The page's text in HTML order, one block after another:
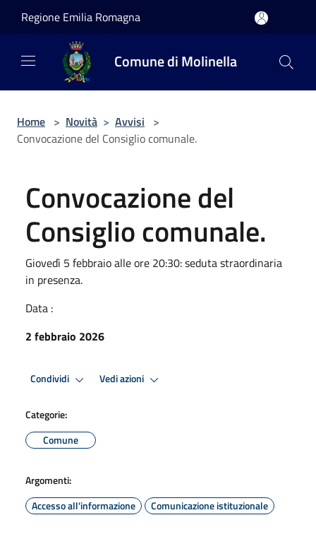
Regione Emilia Romagna
Comune di Molinella
Home > Novità > Avvisi >
Convocazione del Consiglio comunale.
Convocazione del
Consiglio comunale.
Giovedì 5 febbraio alle ore 20:30: seduta straordinaria
in presenza.
Data :
2 febbraio 2026
Condividi Vedi azioni
Categorie:
Comune
Argomenti:
Accesso all'informazione
Comunicazione istituzionale